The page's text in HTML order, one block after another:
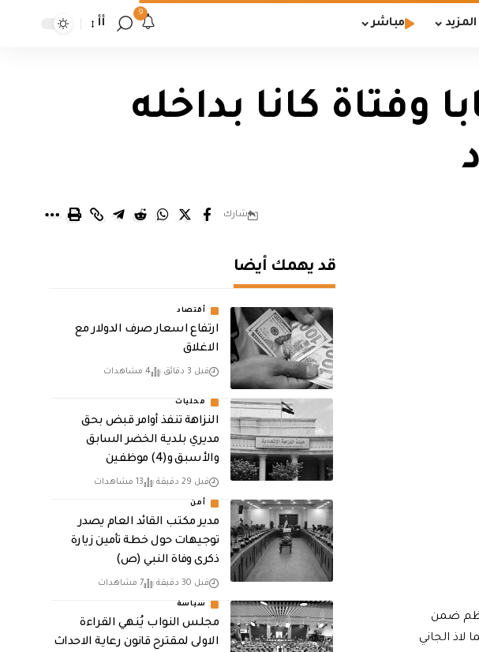
المزيد مباشر
9
أأ
كانا بداخله
شارك
ضمن
في الحال، فيما لاذ الجاني
قد يهمك أيضا
أقتصاد
ارتفاع اسعار صرف الدولار مع
الاغلاق
قبل 3 دقائق 4 مشاهدات
محليات
النزاهة تنفذ أوامر قبض بحق
مديري بلدية الخضر السابق
والأسبق و(4) موظفين
قبل 29 دقيقة 13 مشاهدات
أمن
مدير مكتب القائد العام يصدر
توجيهات حول خطة تأمين زيارة
ذكرى وفاة النبي (ص)
قبل 30 دقيقة 7 مشاهدات
سياسة
مجلس النواب يُنهي القراءة
الاولى لمقترح قانون رعاية الاحداث